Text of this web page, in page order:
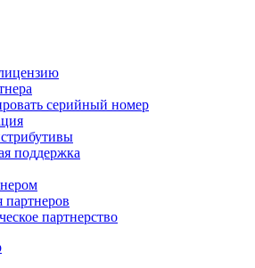
серийный номер
поддержка
партнеров
партнерство